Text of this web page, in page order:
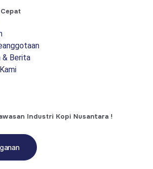
& Berita
Industri Kopi Nusantara !